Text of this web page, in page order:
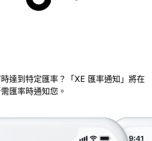
達到特定匯率？「XE 匯率通知」將在
匯率時通知您。